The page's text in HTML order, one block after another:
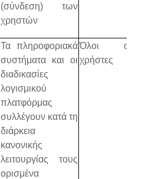
(σύνδεση) των
χρηστών
Τα πληροφοριακά
συστήματα και οι
διαδικασίες
λογισμικού
πλατφόρμας
συλλέγουν κατά τη
διάρκεια
κανονικής
λειτουργίας τους
ορισμένα
Όλοι οι
χρήστες